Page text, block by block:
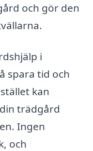
och gör den
i
spara tid och
kan
trädgård
Ingen
och